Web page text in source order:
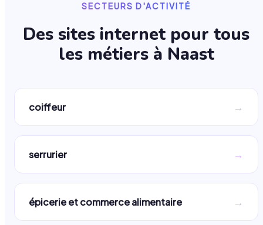
SECTEURS D'ACTIVITÉ
Des sites internet pour tous
les métiers à Naast
coiffeur →
serrurier →
épicerie et commerce alimentaire →